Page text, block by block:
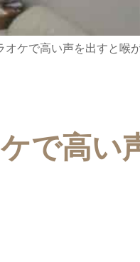
オケで高い声を出すと喉
で高い